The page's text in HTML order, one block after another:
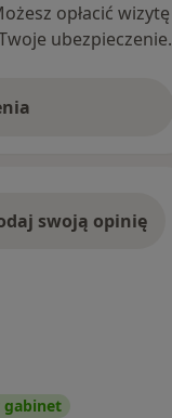
opłacić wizytę
ubezpieczenie.
swoją opinię
gabinet